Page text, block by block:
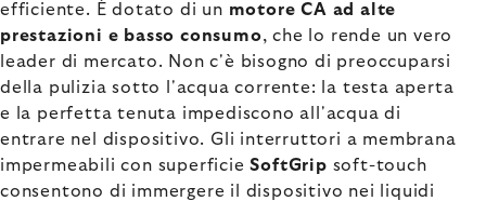
efficiente. È dotato di un motore CA ad alte
prestazioni e basso consumo, che lo rende un vero
leader di mercato. Non c'è bisogno di preoccuparsi
della pulizia sotto l'acqua corrente: la testa aperta
e la perfetta tenuta impediscono all'acqua di
entrare nel dispositivo. Gli interruttori a membrana
impermeabili con superficieSoftGrip soft-touch
consentono di immergere il dispositivo nei liquidi